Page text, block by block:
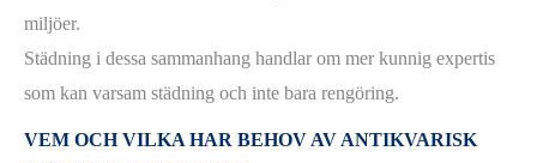
miljöer.
Städning i dessa sammanhang handlar om mer kunnig expertis
som kan varsam städning och inte bara rengöring.
VEM OCH VILKA HAR BEHOV AV ANTIKVARISK